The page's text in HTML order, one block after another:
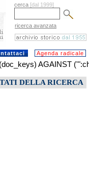
cerca [dal 1999]
ricerca avanzata
Agenda radicale
AGAINST
DELLA RICERCA